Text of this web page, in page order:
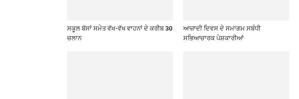
ਸਕੂਲ ਬੱਸਾਂ ਸਮੇਤ ਵੱਖ-ਵੱਖ ਵਾਹਨਾਂ ਦੇ ਕਰੀਬ 30
ਚਲਾਨ
ਆਜ਼ਾਦੀ ਦਿਵਸ ਦੇ ਸਮਾਗਮ ਸਬੰਧੀ
ਸਭਿਆਚਾਰਕ ਪੇਸ਼ਕਾਰੀਆਂ